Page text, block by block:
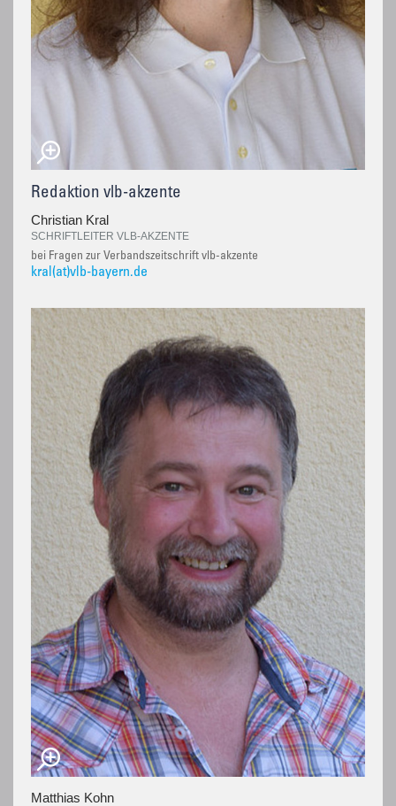
Redaktion vlb-akzente
Christian Kral
SCHRIFTLEITER VLB-AKZENTE
bei Fragen zur Verbandszeitschrift vlb-akzente
kral(at)vlb-bayern.de
Matthias Kohn